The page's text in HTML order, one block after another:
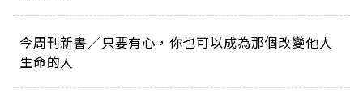
今周刊新書／只要有心，你也可以成為那個改變他人
生命的人